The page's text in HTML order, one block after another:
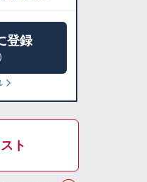
登録
ト